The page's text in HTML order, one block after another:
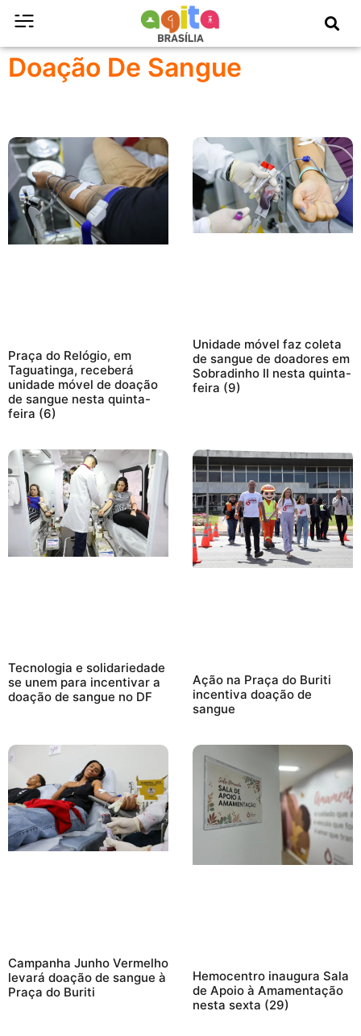
Doação De Sangue
Praça do Relógio, em
Taguatinga, receberá
unidade móvel de doação
de sangue nesta quinta-
feira (6)
Unidade móvel faz coleta
de sangue de doadores em
Sobradinho II nesta quinta-
feira (9)
Tecnologia e solidariedade
se unem para incentivar a
doação de sangue no DF
Ação na Praça do Buriti
incentiva doação de
sangue
Campanha Junho Vermelho
levará doação de sangue à
Praça do Buriti
Hemocentro inaugura Sala
de Apoio à Amamentação
nesta sexta (29)